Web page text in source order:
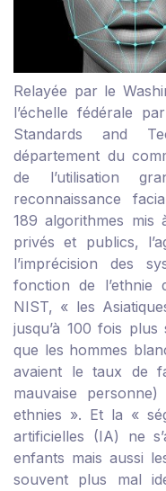
Relayée par le
l’échelle fédérale
Standards and
département du
de l’utilisation
reconnaissance
189 algorithmes mis
privés et publics,
l’imprécision des
fonction de l’ethnie
NIST, « les
jusqu’à 100 fois plus
que les hommes
avaient le taux de
mauvaise
ethnies ». Et la «
artificielles (IA) ne
enfants mais aussi
souvent plus mal